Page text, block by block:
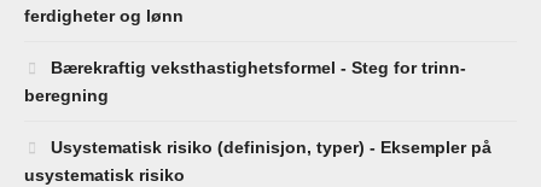
ferdigheter og lønn
Bærekraftig veksthastighetsformel - Steg for trinn-
beregning
Usystematisk risiko (definisjon, typer) - Eksempler på
usystematisk risiko